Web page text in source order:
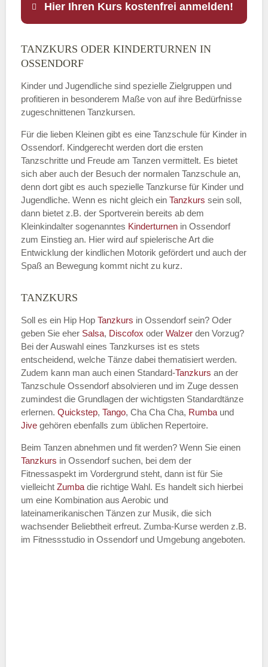
Hier Ihren Kurs kostenfrei anmelden!
Name
E-Mail*
Name der Tanzschule
Kontakt E-Mail
Name des Tanzkurs*
Tanzart*
TANZKURS ODER KINDERTURNEN IN
OSSENDORF
Kinder und Jugendliche sind spezielle Zielgruppen und
profitieren in besonderem Maße von auf ihre Bedürfnisse
zugeschnittenen Tanzkursen.
Für die lieben Kleinen gibt es eine Tanzschule für Kinder in
Ossendorf. Kindgerecht werden dort die ersten
Tanzschritte und Freude am Tanzen vermittelt. Es bietet
sich aber auch der Besuch der normalen Tanzschule an,
denn dort gibt es auch spezielle Tanzkurse für Kinder und
Jugendliche. Wenn es nicht gleich ein Tanzkurs sein soll,
dann bietet z.B. der Sportverein bereits ab dem
Kleinkindalter sogenanntes Kinderturnen in Ossendorf
zum Einstieg an. Hier wird auf spielerische Art die
Entwicklung der kindlichen Motorik gefördert und auch der
Spaß an Bewegung kommt nicht zu kurz.
TANZKURS
Soll es ein Hip Hop Tanzkurs in Ossendorf sein? Oder
geben Sie eher Salsa, Discofox oder Walzer den Vorzug?
Bei der Auswahl eines Tanzkurses ist es stets
entscheidend, welche Tänze dabei thematisiert werden.
Zudem kann man auch einen Standard-Tanzkurs an der
Tanzschule Ossendorf absolvieren und im Zuge dessen
zumindest die Grundlagen der wichtigsten Standardtänze
erlernen. Quickstep, Tango, Cha Cha Cha, Rumba und
Jive gehören ebenfalls zum üblichen Repertoire.
Beim Tanzen abnehmen und fit werden? Wenn Sie einen
Tanzkurs in Ossendorf suchen, bei dem der
Fitnessaspekt im Vordergrund steht, dann ist für Sie
vielleicht Zumba die richtige Wahl. Es handelt sich hierbei
um eine Kombination aus Aerobic und
lateinamerikanischen Tänzen zur Musik, die sich
wachsender Beliebtheit erfreut. Zumba-Kurse werden z.B.
im Fitnessstudio in Ossendorf und Umgebung angeboten.